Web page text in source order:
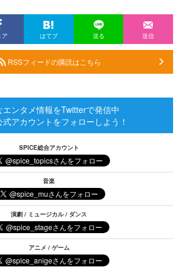
ア はてブ 送る 送信
RSSフィードの購読はこちら
エンタメ情報をTwitterで発信中
式アカウントをフォローしよう！
SPICE総合アカウント
音楽
演劇 / ミュージカル / ダンス
アニメ / ゲーム